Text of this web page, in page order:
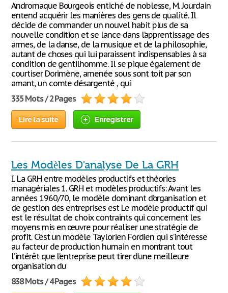
Andromaque Bourgeois entiché de noblesse, M. Jourdain
entend acquérir les manières des gens de qualité. Il
décide de commander un nouvel habit plus de sa
nouvelle condition et se lance dans l’apprentissage des
armes, de la danse, de la musique et de la philosophie,
autant de choses qui lui paraissent indispensables à sa
condition de gentilhomme. Il se pique également de
courtiser Dorimène, amenée sous sont toit par son
amant, un comte désargenté , qui
335 Mots / 2 Pages
Lire la suite Enregistrer
Les Modèles D'analyse De La GRH
I. La GRH entre modèles productifs et théories
managériales 1. GRH et modèles productifs: Avant les
années 1960/70, le modèle dominant d’organisation et
de gestion des entreprises est Le modèle productif qui
est le résultat de choix contraints qui concernent les
moyens mis en œuvre pour réaliser une stratégie de
profit. C’est un modèle Taylorien Fordien qui s’intéresse
au facteur de production humain en montrant tout
l’intérêt que l’entreprise peut tirer d’une meilleure
organisation du
838 Mots / 4 Pages